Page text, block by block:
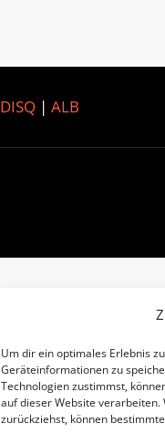
Um dir ein optimales Erlebnis
Geräteinformationen zu
Technologien zustimmst,
auf dieser Website
zurückziehst, können
DISQ| ALB